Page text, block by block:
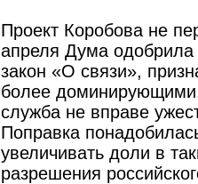
Проект Коробова не
апреля Дума одобрила
закон «О связи»,
более
служба не вправе
Поправка
увеличивать доли в
разрешения